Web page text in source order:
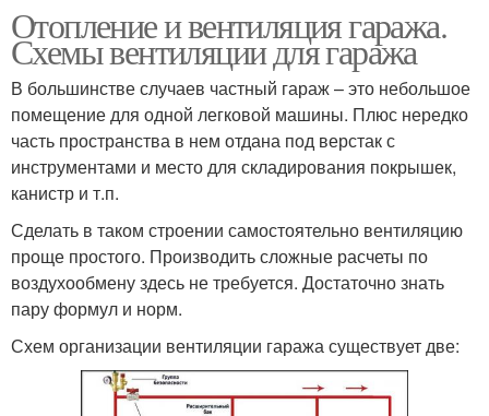
Отопление и вентиляция гаража.
Схемы вентиляции для гаража
В большинстве случаев частный гараж – это небольшое
помещение для одной легковой машины. Плюс нередко
часть пространства в нем отдана под верстак с
инструментами и место для складирования покрышек,
канистр и т.п.
Сделать в таком строении самостоятельно вентиляцию
проще простого. Производить сложные расчеты по
воздухообмену здесь не требуется. Достаточно знать
пару формул и норм.
Схем организации вентиляции гаража существует две: